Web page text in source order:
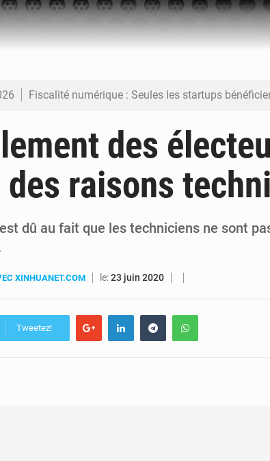
Fiscalité numérique : Seules les startups bénéficient de l’exonération, mais l’arrêté interministériel
Comment des milliers d’Africains protègent et font fructifier leur
RDC : Raïssa Malu lance les préparatifs d’une Table ronde nationale sur l’éducation
des
raisons
dû au fait que les techniciens ne sont
XINHUANET.COM le:23 juin 2020
Tweetez!